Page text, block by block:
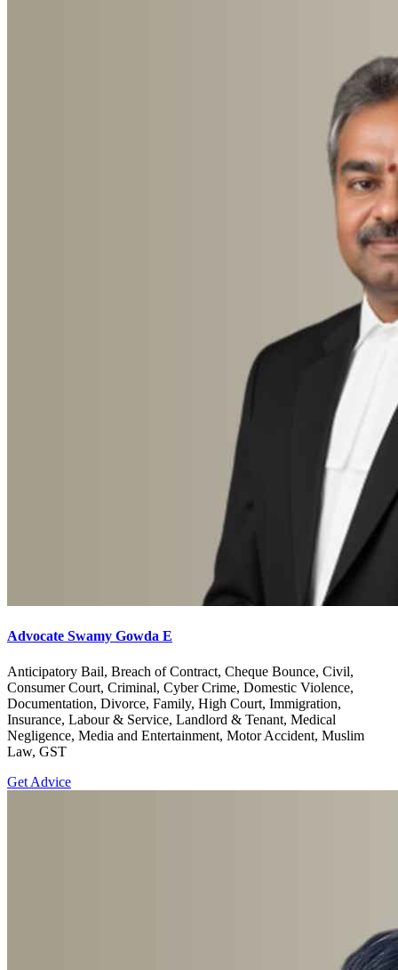
Advocate Swamy Gowda E
Anticipatory Bail, Breach of Contract, Cheque Bounce, Civil,
Consumer Court, Criminal, Cyber Crime, Domestic Violence,
Documentation, Divorce, Family, High Court, Immigration,
Insurance, Labour & Service, Landlord & Tenant, Medical
Negligence, Media and Entertainment, Motor Accident, Muslim
Law, GST
Get Advice